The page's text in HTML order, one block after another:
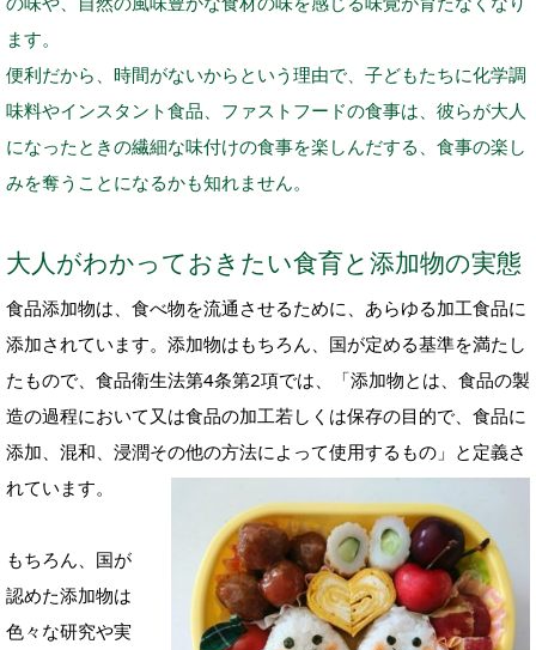
ます。
便利だから、時間がないからという理由で、子どもたちに化学調
味料やインスタント食品、ファストフードの食事は、彼らが大人
になったときの繊細な味付けの食事を楽しんだする、食事の楽し
みを奪うことになるかも知れません。
大人がわかっておきたい食育と添加物の実態
食品添加物は、食べ物を流通させるために、あらゆる加工食品に
添加されています。添加物はもちろん、国が定める基準を満たし
たもので、食品衛生法第4条第2項では、「添加物とは、食品の製
造の過程において又は食品の加工若しくは保存の目的で、食品に
添加、混和、浸潤その他の方法によって使用するもの」と定義さ
れています。
もちろん、国が
認めた添加物は
色々な研究や実